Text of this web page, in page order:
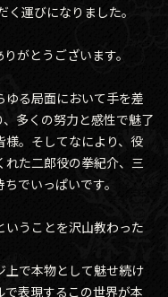
運びになりました。
がとうございます。
る局面において手を差
多くの努力と感性で魅了
様。そしてなにより、役
た二郎役の拳紀介、三
でいっぱいです。
うことを沢山教わった
上で本物として魅せ続け
表現するこの世界が本